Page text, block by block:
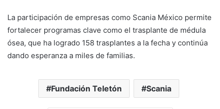
La participación de empresas como Scania México permite
fortalecer programas clave como el trasplante de médula
ósea, que ha logrado 158 trasplantes a la fecha y continúa
dando esperanza a miles de familias.
Fundación Teletón Scania